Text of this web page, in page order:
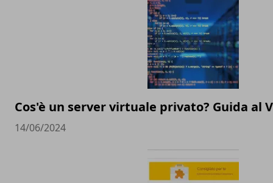
Cos'è un server virtuale privato? Guida al
14/06/2024